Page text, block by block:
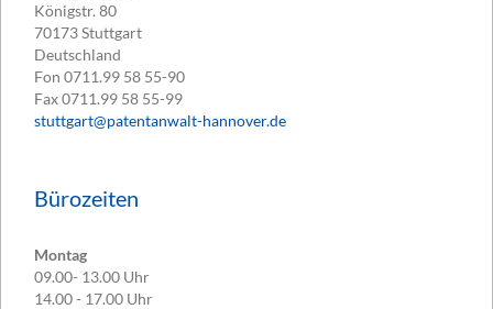
Königstr. 80
70173Stuttgart
Deutschland
Fon 0711.99 58 55-90
Fax0711.99 58 55-99
stuttgart@patentanwalt-hannover.de
Bürozeiten
Montag
09.00- 13.00 Uhr
14.00 - 17.00 Uhr